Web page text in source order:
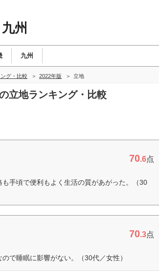
州
九州
グ・比較 2022年版 立地
立地ランキング・比較
70.6点
手頃で便利もよく生活の質があがった。（30
70.3点
で睡眠に影響がない。（30代／女性）